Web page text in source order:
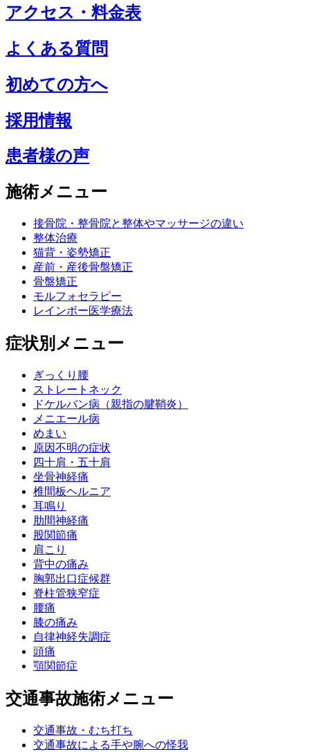
アクセス・料金表
よくある質問
初めての方へ
採用情報
患者様の声
施術メニュー
接骨院・整骨院と整体やマッサージの違い
整体治療
猫背・姿勢矯正
産前・産後骨盤矯正
骨盤矯正
モルフォセラピー
レインボー医学療法
症状別メニュー
ぎっくり腰
ストレートネック
ドケルバン病（親指の腱鞘炎）
メニエール病
めまい
原因不明の症状
四十肩・五十肩
坐骨神経痛
椎間板ヘルニア
耳鳴り
肋間神経痛
股関節痛
肩こり
背中の痛み
胸郭出口症候群
脊柱管狭窄症
腰痛
膝の痛み
自律神経失調症
頭痛
顎関節症
交通事故施術メニュー
交通事故・むち打ち
交通事故による手や腕への怪我